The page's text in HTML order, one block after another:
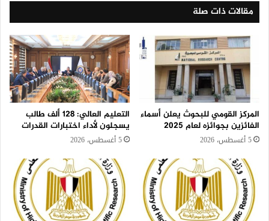
مقالات ذات صلة
المركز القومي للبحوث يعلن أسماء
الفائزين بجوائزه لعام 2025
5 أغسطس، 2026
التعليم العالي: 128 ألف طالب
يسجلون لأداء اختبارات القدرات
5 أغسطس، 2026